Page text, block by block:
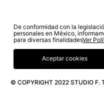
© COPYRIGHT 2022 STUDIO F.
De conformidad con la
personales en México,
para diversas finalidadesVer
Aceptar cookies